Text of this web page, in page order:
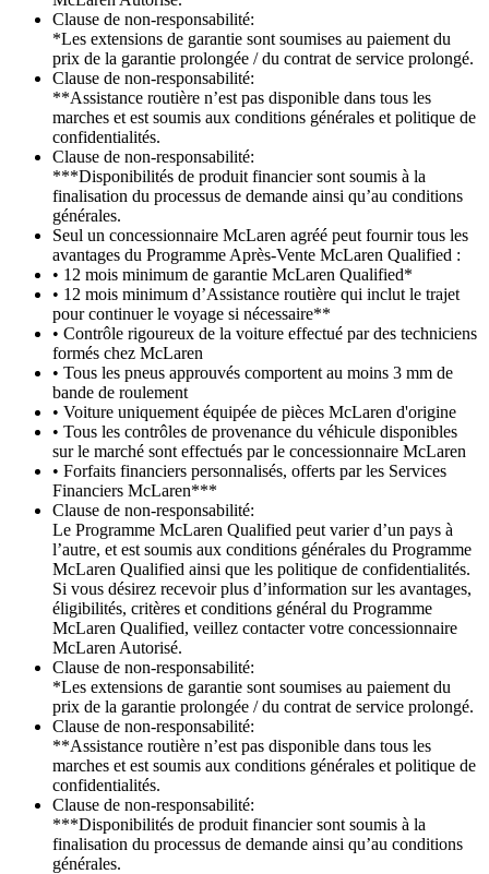
Clause de non-responsabilité:
*Les extensions de garantie sont soumises au paiement du
prix de la garantie prolongée / du contrat de service prolongé.
Clause de non-responsabilité:
**Assistance routière n’est pas disponible dans tous les
marches et est soumis aux conditions générales et politique de
confidentialités.
Clause de non-responsabilité:
***Disponibilités de produit financier sont soumis à la
finalisation du processus de demande ainsi qu’au conditions
générales.
Seul un concessionnaire McLaren agréé peut fournir tous les
avantages du Programme Après-Vente McLaren Qualified :
• 12 mois minimum de garantie McLaren Qualified*
• 12 mois minimum d’Assistance routière qui inclut le trajet
pour continuer le voyage si nécessaire**
• Contrôle rigoureux de la voiture effectué par des techniciens
formés chez McLaren
• Tous les pneus approuvés comportent au moins 3 mm de
bande de roulement
• Voiture uniquement équipée de pièces McLaren d'origine
• Tous les contrôles de provenance du véhicule disponibles
sur le marché sont effectués par le concessionnaire McLaren
• Forfaits financiers personnalisés, offerts par les Services
Financiers McLaren***
Clause de non-responsabilité:
Le Programme McLaren Qualified peut varier d’un pays à
l’autre, et est soumis aux conditions générales du Programme
McLaren Qualified ainsi que les politique de confidentialités.
Si vous désirez recevoir plus d’information sur les avantages,
éligibilités, critères et conditions général du Programme
McLaren Qualified, veillez contacter votre concessionnaire
McLaren Autorisé.
Clause de non-responsabilité:
*Les extensions de garantie sont soumises au paiement du
prix de la garantie prolongée / du contrat de service prolongé.
Clause de non-responsabilité:
**Assistance routière n’est pas disponible dans tous les
marches et est soumis aux conditions générales et politique de
confidentialités.
Clause de non-responsabilité:
***Disponibilités de produit financier sont soumis à la
finalisation du processus de demande ainsi qu’au conditions
générales.